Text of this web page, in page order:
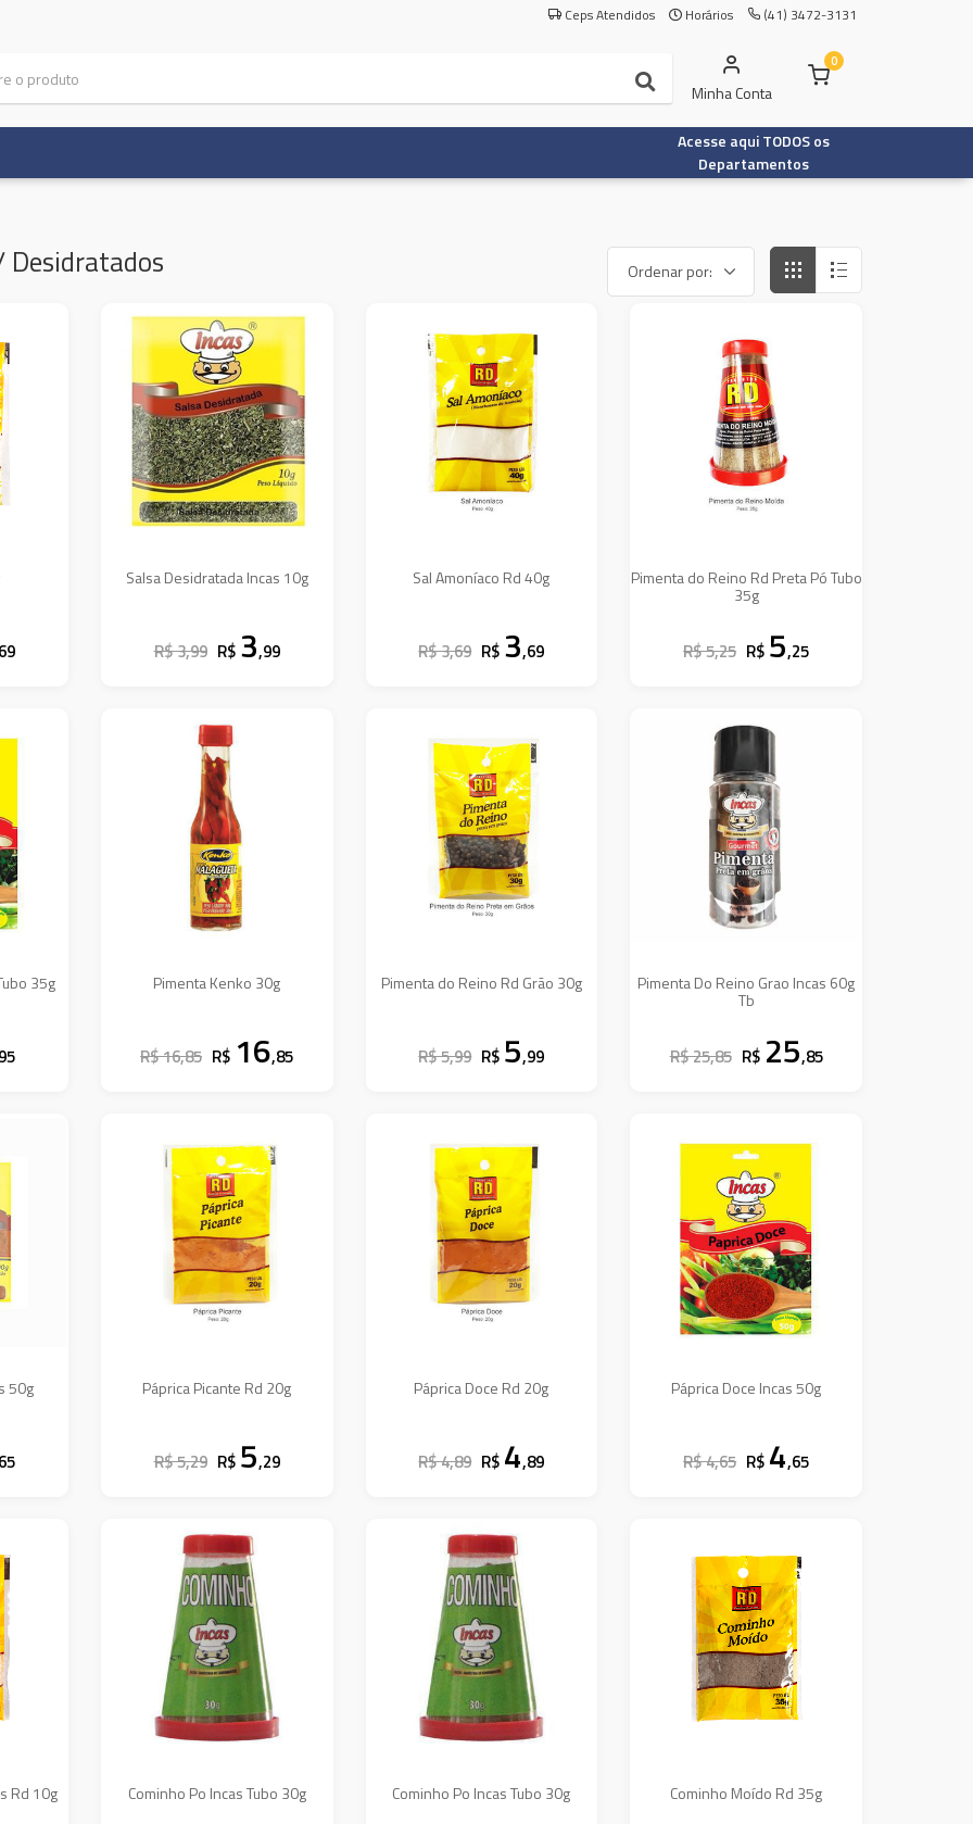
Ceps Atendidos Horários (41) 3472-3131
Minha Conta
0
Acesse aqui TODOS os
Departamentos
Salsa Desidratada Incas 10g
R$ 3,99 R$ 3,99
Sal Amoníaco Rd 40g
R$ 3,69 R$ 3,69
Pimenta do Reino Rd Preta Pó Tubo
35g
R$ 5,25 R$ 5,25
35g Pimenta Kenko 30g
R$ 16,85 R$ 16,85
Pimenta do Reino Rd Grão 30g
R$ 5,99 R$ 5,99
Pimenta Do Reino Grao Incas 60g
Tb
R$ 25,85 R$ 25,85
50g Páprica Picante Rd 20g
R$ 5,29 R$ 5,29
Páprica Doce Rd 20g
R$ 4,89 R$ 4,89
Páprica Doce Incas 50g
R$ 4,65 R$ 4,65
Rd 10g Cominho Po Incas Tubo 30g Cominho Po Incas Tubo 30g Cominho Moído Rd 35g